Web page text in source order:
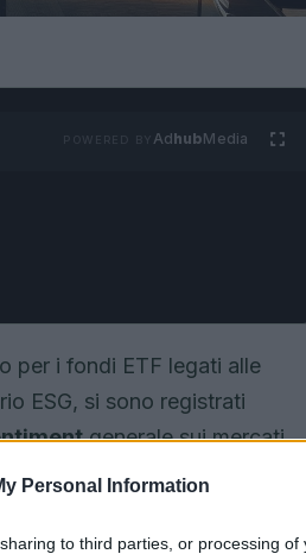
Personal Information
to third parties, or processing of
AdhubMedia
per i fondi ETF legati alle
ESG, si sono registrati
generale sui mercati
crescita, e ciò si traduce in